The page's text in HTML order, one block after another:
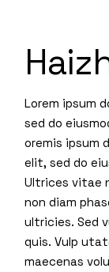
Lorem ipsum
sed do
oremis ipsum
elit, sed do
Ultrices vitae
non diam
ultricies. Sed
quis. Vulp
maecenas